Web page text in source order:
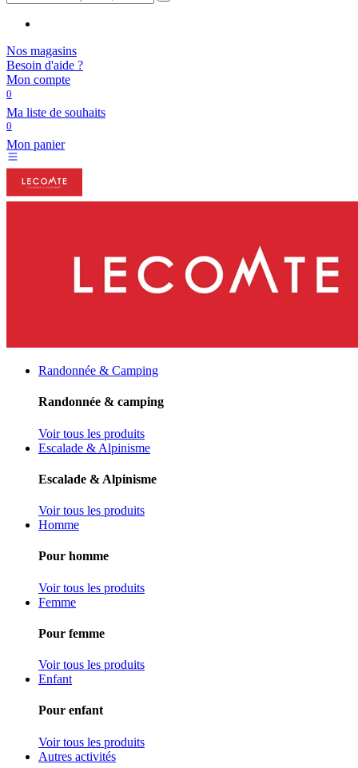
Nos magasins
Besoin d'aide ?
Mon compte
0
Ma liste de souhaits
0
Mon panier
Randonnée & Camping
Randonnée & camping
Voir tous les produits
Escalade & Alpinisme
Escalade & Alpinisme
Voir tous les produits
Homme
Pour homme
Voir tous les produits
Femme
Pour femme
Voir tous les produits
Enfant
Pour enfant
Voir tous les produits
Autres activités